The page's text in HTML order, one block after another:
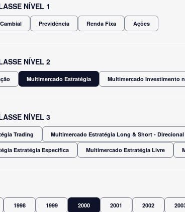
NÍVEL 1
Cambial Previdência Renda Fixa Ações
NÍVEL 2
Multimercado Estratégia Multimercado Investimento
NÍVEL 3
Trading Multimercado Estratégia Long & Short - Direcional
Estratégia Específica Multimercado Estratégia Livre
1998 1999 2000 2001 2002